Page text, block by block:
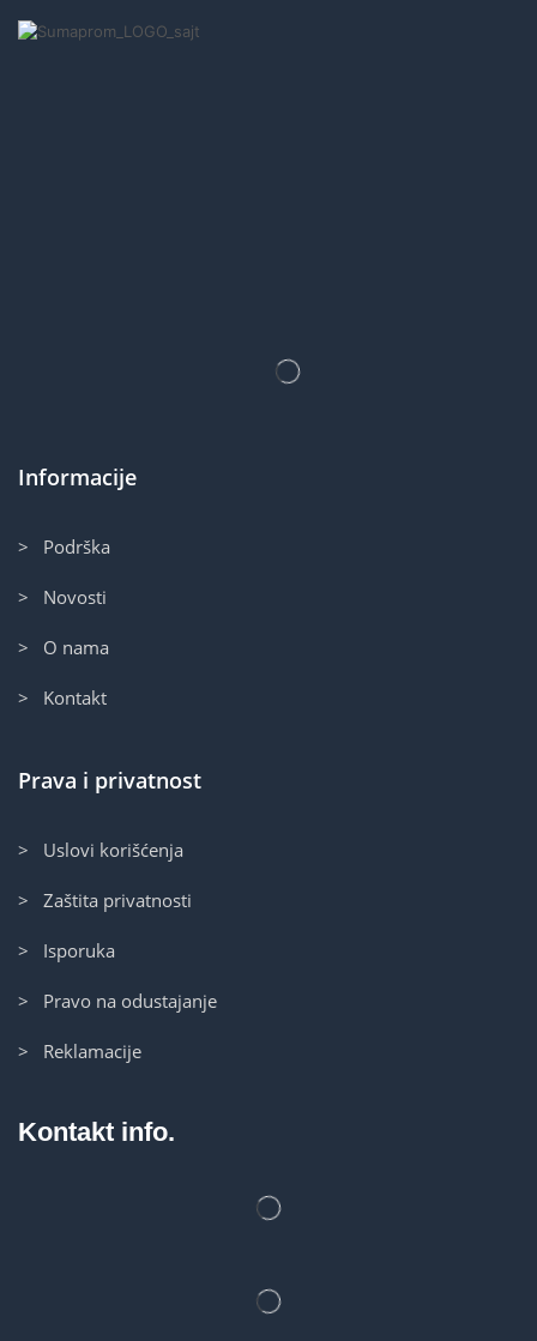
Informacije
> Podrška
> Novosti
> O nama
> Kontakt
Prava i privatnost
> Uslovi korišćenja
> Zaštita privatnosti
> Isporuka
> Pravo na odustajanje
> Reklamacije
Kontakt info.